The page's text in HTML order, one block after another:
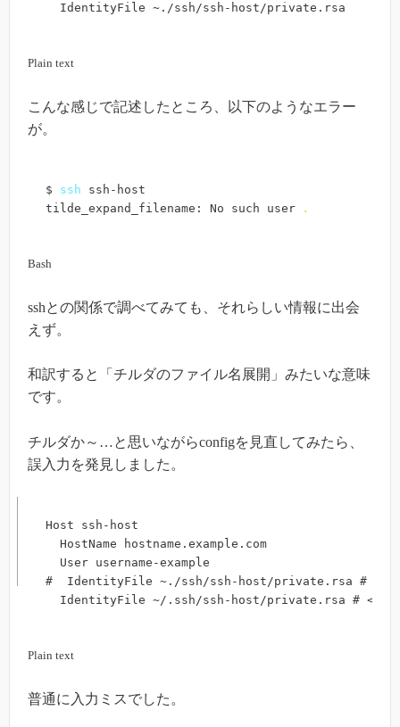
  IdentityFile ~./ssh/ssh-host/private.rsa
Plain text
こんな感じで記述したところ、以下のようなエラー
が。
$ ssh ssh-host
tilde_expand_filename: No such user
.
Bash
sshとの関係で調べてみても、それらしい情報に出会
えず。
和訳すると「チルダのファイル名展開」みたいな意味
です。
チルダか～…と思いながらconfigを見直してみたら、
誤入力を発見しました。
Host ssh-host
  HostName hostname.example.com
  User username-example
#  IdentityFile ~./ssh/ssh-host/private.rsa # <- ~の
IdentityFile ~/.ssh/ssh-host/private.rsa # <-
Plain text
普通に入力ミスでした。